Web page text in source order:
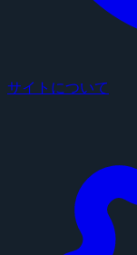
サイトについて